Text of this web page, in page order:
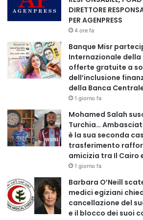
L’attivismo egiziano in Libia e Sudan
imperativo esistenziale: la sicurezza
inizia oltre i propri confini.
In Libia, il Cairo sostiene una
istituzioni statali forti e un esercito
alla logica delle milizie.
In Sudan, l’obiettivo è evitare il
●il bacino del Nilo,
●la sicurezza del Mar Rosso,
●la stabilità del Corno d’Africa.
In entrambi i teatri, l’Egitto opera per
per sfruttarlo.
DIRETTORE
PER AGENPRESS
4 ore fa
Banque Misr
Internazionale della
offerte gratuite a
dell’inclusione
della Banca
1 giorno fa
Mohamed Salah
Turchia…
è la sua seconda
trasferimento
amicizia tra Il Cairo
1 giorno fa
Barbara O’Neill
medici egiziani
cancellazione del
e il blocco dei suoi